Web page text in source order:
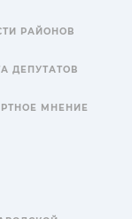
РАЙОНОВ
ДЕПУТАТОВ
МНЕНИЕ